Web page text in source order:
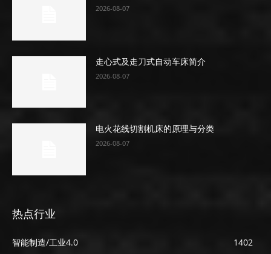
2026-08-07
走心式及走刀式自动车床简介
2026-08-07
电火花线切割机床的原理与分类
2026-08-07
热点行业
智能制造/工业4.0
1402